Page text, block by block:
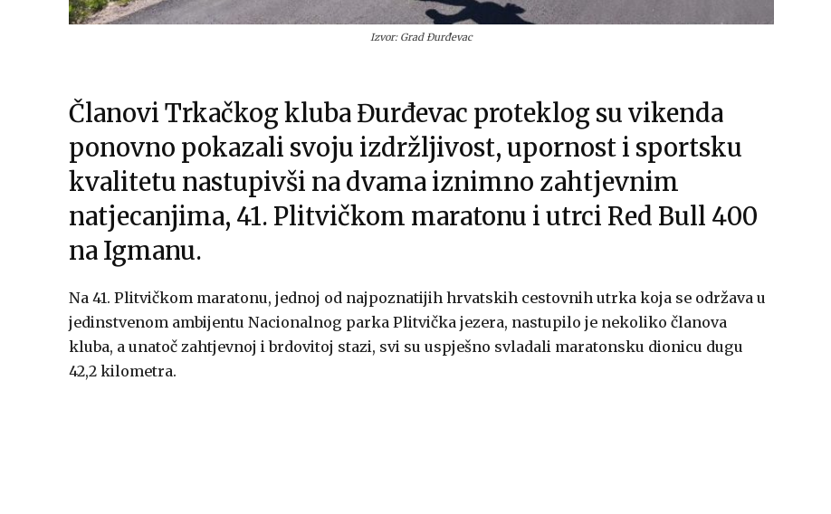
Izvor: Grad Đurđevac
Članovi Trkačkog kluba Đurđevac proteklog su vikenda
ponovno pokazali svoju izdržljivost, upornost i sportsku
kvalitetu nastupivši na dvama iznimno zahtjevnim
natjecanjima, 41. Plitvičkom maratonu i utrci Red Bull 400
na Igmanu.
Na 41. Plitvičkom maratonu, jednoj od najpoznatijih hrvatskih cestovnih utrka koja se održava u
jedinstvenom ambijentu Nacionalnog parka Plitvička jezera, nastupilo je nekoliko članova
kluba, a unatoč zahtjevnoj i brdovitoj stazi, svi su uspješno svladali maratonsku dionicu dugu
42,2 kilometra.